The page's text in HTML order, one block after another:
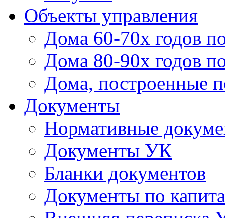
Объекты управления
Дома 60-70х годов
Дома 80-90х годов
Дома, построенные
Документы
Нормативные
Документы УК
Бланки документов
Документы по